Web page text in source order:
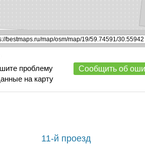
проблему
на карту
Сообщить об
11-й проезд